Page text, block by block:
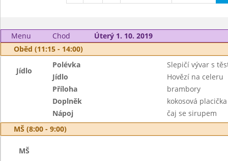
Menu Chod
Úterý 1. 10. 2019
Oběd (11:15 - 14:00)
Jídlo
Polévka
Slepičí vývar s
Jídlo
Hovězí na celeru
Příloha
brambory
Doplněk
kokosová placička
Nápoj
čaj se sirupem
MŠ (8:00 - 9:00)
MŠ